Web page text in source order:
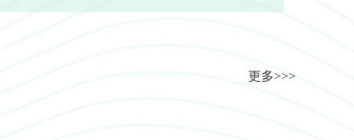
更多>>>